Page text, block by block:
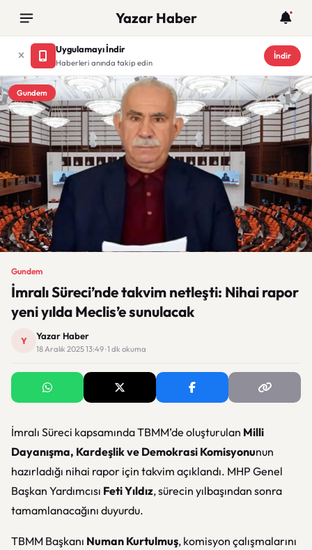
Yazar Haber
Uygulamayı İndir
Haberleri anında takip edin
İndir
Gundem
Gundem
İmralı Süreci’nde takvim netleşti: Nihai rapor
yeni yılda Meclis’e sunulacak
Y Yazar Haber
18 Aralık 2025 13:49 · 1 dk okuma
İmralı Süreci kapsamında TBMM’de oluşturulan Milli
Dayanışma, Kardeşlik ve Demokrasi Komisyonunun
hazırladığı nihai rapor için takvim açıklandı. MHP Genel
Başkan Yardımcısı Feti Yıldız, sürecin yılbaşından sonra
tamamlanacağını duyurdu.
TBMM Başkanı Numan Kurtulmuş, komisyon çalışmalarını